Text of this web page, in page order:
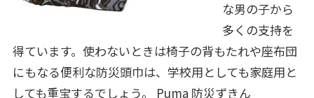
な男の子から
多くの支持を
得ています。使わないときは椅子の背もたれや座布団
にもなる便利な防災頭巾は、学校用としても家庭用と
しても重宝するでしょう。 Puma 防災ずきん